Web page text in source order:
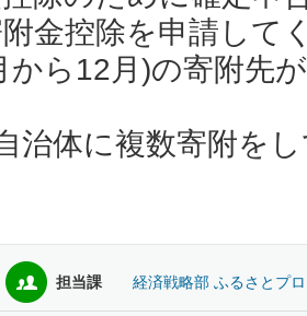
金控除を申請して
から12月)の寄附先
体に複数寄附をし
担当課 経済戦略部 ふるさとプ